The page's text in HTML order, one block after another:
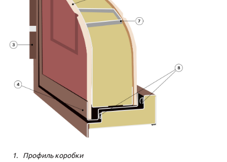
Профиль коробки